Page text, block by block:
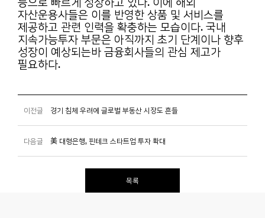
자산운용사들은 이를 반영한 상품 및 서비스를
제공하고 관련 인력을 확충하는 모습이다. 국내
지속가능투자 부문은 아직까지 초기 단계이나 향후
성장이 예상되는바 금융회사들의 관심 제고가
필요하다.
이전글 경기 침체 우려에 글로벌 부동산 시장도 흔들
다음글 美 대형은행, 핀테크 스타트업 투자 확대
목록